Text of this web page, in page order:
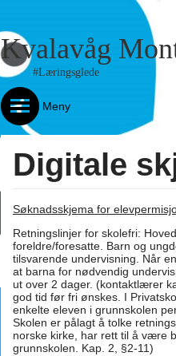
Kvalavåg
#Læringsglede
Meny
Digitale
Søknadsskjema for
Retningslinjer for skolefri:
foreldre/foresatte. Barn og
tilsvarende undervisning. Når
at barna for nødvendig
ut over 2 dager. (kontaktlærer
god tid før fri ønskes. I
enkelte eleven i grunnskolen
Skolen er pålagt å tolke
norske kirke, har rett til å være
grunnskolen. Kap. 2, §2-11)